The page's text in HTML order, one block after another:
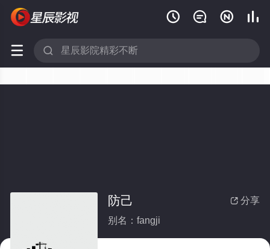
   
 
 分享
防己
别名：fangji